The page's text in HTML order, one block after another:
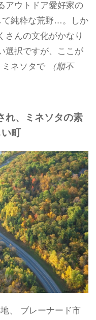
アウトドア愛好家の
て純粋な荒野…。しか
さんの文化がかなり
選択ですが、ここが
ミネソタで
（順不
れ、ミネソタの素
町
、 ブレーナード市